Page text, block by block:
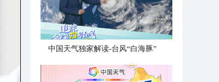
中国天气独家解读-台风“白海豚”